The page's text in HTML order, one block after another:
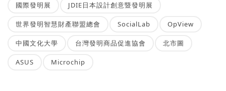
國際發明展 JDIE日本設計創意暨發明展
世界發明智慧財產聯盟總會 SocialLab OpView
中國文化大學 台灣發明商品促進協會 北市圖
ASUS Microchip